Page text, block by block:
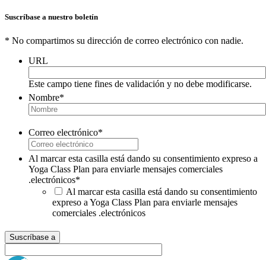
Suscríbase a nuestro boletín
* No compartimos su dirección de correo electrónico con nadie.
URL
Este campo tiene fines de validación y no debe modificarse.
Nombre*
Correo electrónico*
Al marcar esta casilla está dando su consentimiento expreso a
Yoga Class Plan para enviarle mensajes comerciales
.electrónicos*
Al marcar esta casilla está dando su consentimiento
expreso a Yoga Class Plan para enviarle mensajes
comerciales .electrónicos